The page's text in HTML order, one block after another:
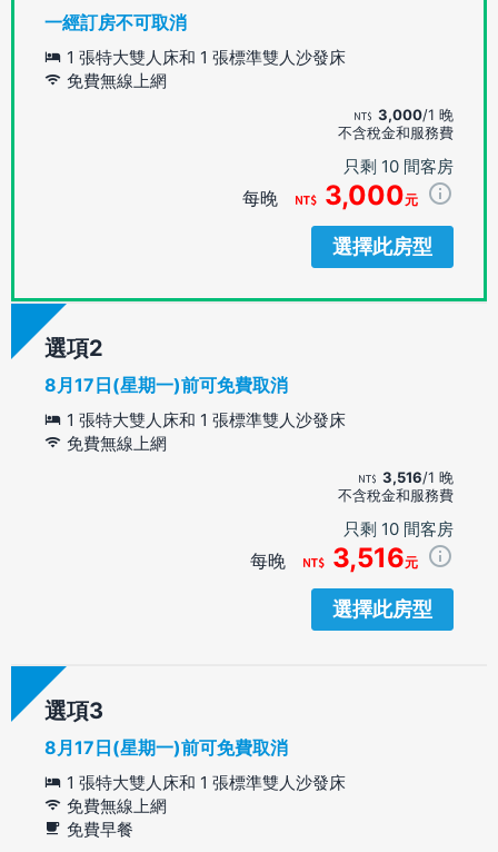
一經訂房不可取消
1 張特大雙人床和 1 張標準雙人沙發床
免費無線上網
3,000/1 晚
不含稅金和服務費
只剩 10 間客房
每晚 3,000元
選擇此房型
選項
8月17日(星期一)前可免費取消
1 張特大雙人床和 1 張標準雙人沙發床
免費無線上網
3,516/1 晚
不含稅金和服務費
只剩 10 間客房
每晚 3,516元
選擇此房型
選項
8月17日(星期一)前可免費取消
1 張特大雙人床和 1 張標準雙人沙發床
免費無線上網
免費早餐